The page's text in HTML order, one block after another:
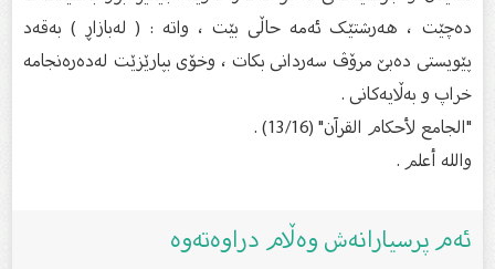
دەچێت ، هەرشتێک ئەمە حاڵی بێت ، واتە : ( لەبازاڕ ) بەقەد
پێویستی دەبێ مرۆڤ سەردانی بکات ، وخۆی بپارێزێت لەدەرەنجامە
خراپ و بەڵایەکانی .
"الجامع لأحكام القرآن" (13/16) .
والله أعلم .
ئەم پرسیارانەش وەڵام دراوەتەوە